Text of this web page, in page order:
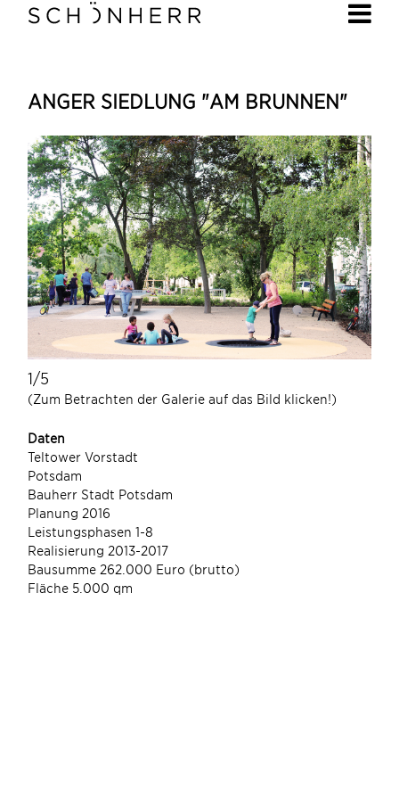
ANGER SIEDLUNG "AM BRUNNEN"
1/5
(Zum Betrachten der Galerie auf das Bild klicken!)
Daten
Teltower Vorstadt
Potsdam
Bauherr Stadt Potsdam
Planung 2016
Leistungsphasen 1-8
Realisierung 2013-2017
Bausumme 262.000 Euro (brutto)
Fläche 5.000 qm